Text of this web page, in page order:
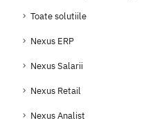
Toate solutiile
Nexus ERP
Nexus Salarii
Nexus Retail
Nexus Analist